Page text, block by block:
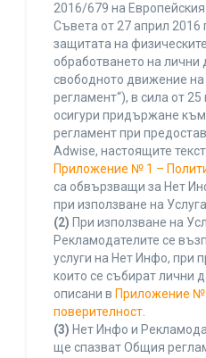
2016/679 на
Съвета от 27 април 2016
защитата на
обработването на лични
свободното движение
регламент“), в сила от
осигури придържане
регламент при
Adwise, настоящите
Приложение № 1 –
са обвързващи за Нет
при използване на
(2) При използване на
Рекламодателите се
услуги на Нет Инфо, при
които се събират лични
описани в Приложение №
поверителност.
(3) Нет Инфо и
ще спазват Общия